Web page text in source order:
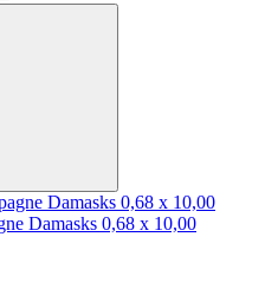
Damasks 0,68 x 10,00